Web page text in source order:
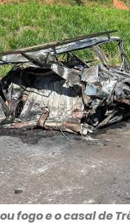
fogo e o casal de